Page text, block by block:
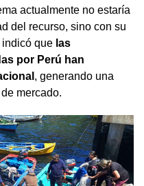
actualmente no estaría
del recurso, sino con su
que las
por Perú han
, generando una
mercado.